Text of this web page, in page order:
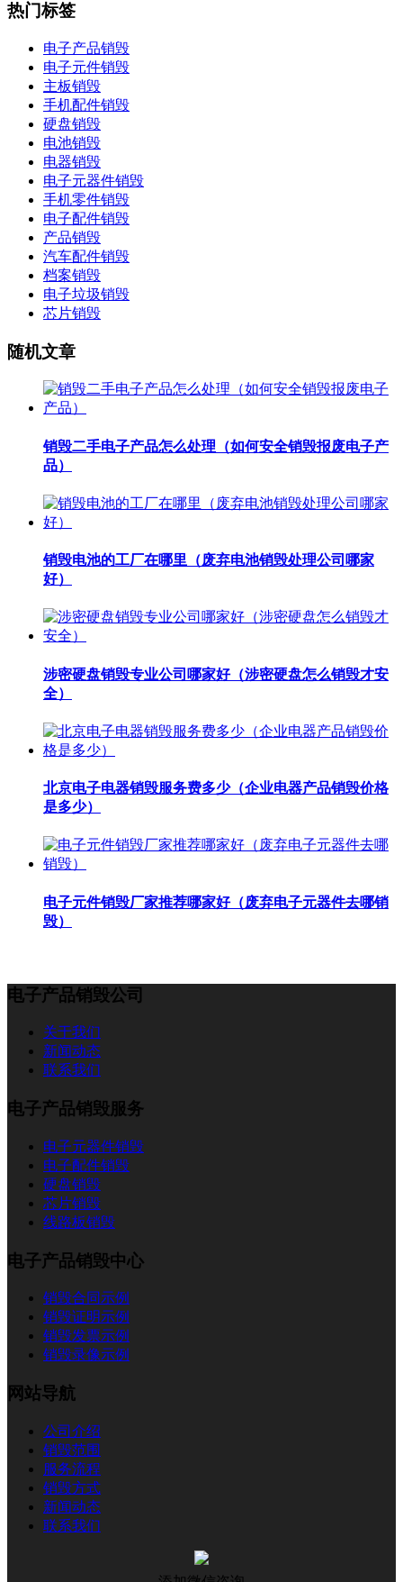
热门标签
电子产品销毁
电子元件销毁
主板销毁
手机配件销毁
硬盘销毁
电池销毁
电器销毁
电子元器件销毁
手机零件销毁
电子配件销毁
产品销毁
汽车配件销毁
档案销毁
电子垃圾销毁
芯片销毁
随机文章
销毁二手电子产品怎么处理（如何安全销毁报废电子产
品）
销毁电池的工厂在哪里（废弃电池销毁处理公司哪家
好）
涉密硬盘销毁专业公司哪家好（涉密硬盘怎么销毁才安
全）
北京电子电器销毁服务费多少（企业电器产品销毁价格
是多少）
电子元件销毁厂家推荐哪家好（废弃电子元器件去哪销
毁）
电子产品销毁公司
关于我们
新闻动态
联系我们
电子产品销毁服务
电子元器件销毁
电子配件销毁
硬盘销毁
芯片销毁
线路板销毁
电子产品销毁中心
销毁合同示例
销毁证明示例
销毁发票示例
销毁录像示例
网站导航
公司介绍
销毁范围
服务流程
销毁方式
新闻动态
联系我们